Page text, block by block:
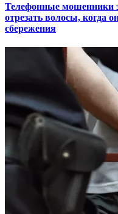
Телефонные мошенники
отрезать волосы, когда
сбережения